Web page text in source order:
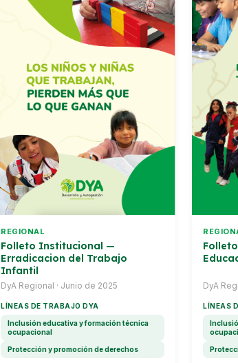
REGIONAL
Folleto Institucional —
Erradicacion del Trabajo
Infantil
DyA Regional · Junio de 2025
LÍNEAS DE TRABAJO DYA
Inclusión educativa y formación técnica
ocupacional
Protección y promoción de derechos
DyA
LÍNEAS